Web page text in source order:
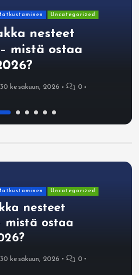
Uncategorized
nesteet
mistä ostaa
30 kesäkuun, 2026
0
Uncategorized
nesteet
mistä ostaa
30 kesäkuun, 2026
0